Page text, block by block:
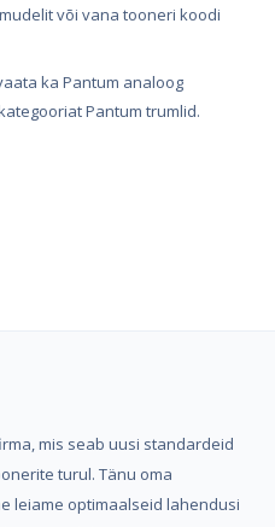
või vana tooneri koodi
ka Pantum analoog
Pantum trumlid.
mis seab uusi standardeid
turul. Tänu oma
leiame optimaalseid lahendusi